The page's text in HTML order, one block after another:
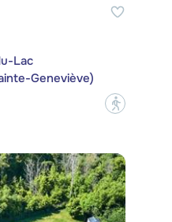
Lac
Geneviève)
?